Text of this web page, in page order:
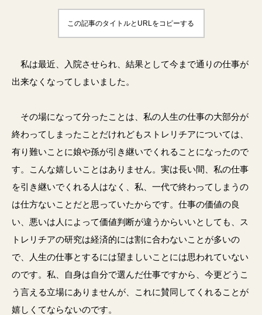
この記事のタイトルとURLをコピーする
私は最近、入院させられ、結果として今まで通りの仕事が
出来なくなってしまいました。
その場になって分ったことは、私の人生の仕事の大部分が
終わってしまったことだけれどもストレリチアについては、
有り難いことに娘や孫が引き継いでくれることになったので
す。こんな嬉しいことはありません。実は長い間、私の仕事
を引き継いでくれる人はなく、私、一代で終わってしまうの
は仕方ないことだと思っていたからです。仕事の価値の良
い、悪いは人によって価値判断が違うからいいとしても、ス
トレリチアの研究は経済的には割に合わないことが多いの
で、人生の仕事とするには望ましいことには思われていない
のです。私、自身は自分で選んだ仕事ですから、今更どうこ
う言える立場にありませんが、これに賛同してくれることが
嬉しくてならないのです。